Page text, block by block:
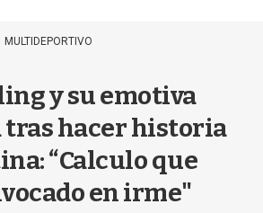
MULTIDEPORTIVO
y su emotiva
tras hacer historia
“Calculo que
en irme"